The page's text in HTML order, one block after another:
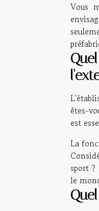
Vous
êtes-
est
La
sport ?
le